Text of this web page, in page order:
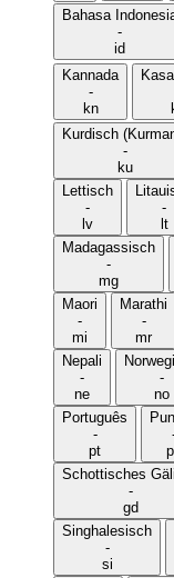
Bahasa
-
id
Kannada
-
kn
Kurdisch
-
ku
Lettisch
-
lv
-
lt
Madagassisch
-
mg
Maori
-
mi
Marathi
-
mr
Nepali
-
ne
-
no
Português
-
pt
Schottisches
-
gd
Singhalesisch
-
si